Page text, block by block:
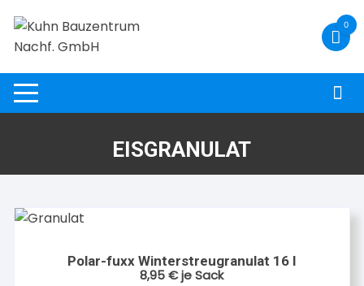
Inhalt
springen
0
EISGRANULAT
Polar-fuxx Winterstreugranulat 16 l
8,95€je Sack